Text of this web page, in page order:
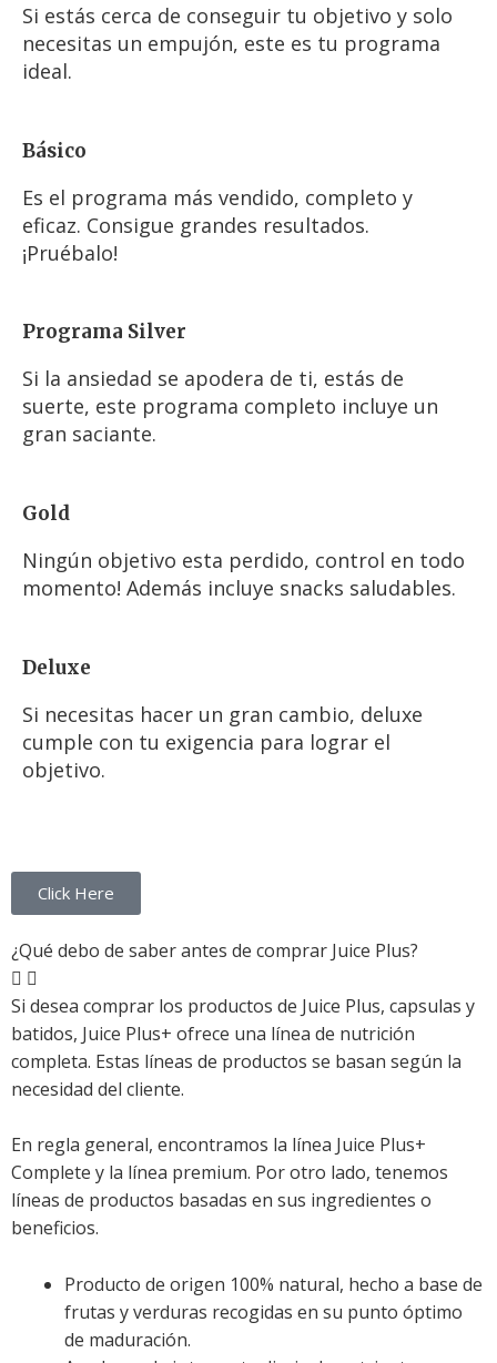
Si estás cerca de conseguir tu objetivo y solo
necesitas un empujón, este es tu programa
ideal.
Básico
Es el programa más vendido, completo y
eficaz. Consigue grandes resultados.
¡Pruébalo!
Programa Silver
Si la ansiedad se apodera de ti, estás de
suerte, este programa completo incluye un
gran saciante.
Gold
Ningún objetivo esta perdido, control en todo
momento! Además incluye snacks saludables.
Deluxe
Si necesitas hacer un gran cambio, deluxe
cumple con tu exigencia para lograr el
objetivo.
Click Here
¿Qué debo de saber antes de comprar Juice Plus?
Si desea comprar los productos de Juice Plus, capsulas y
batidos, Juice Plus+ ofrece una línea de nutrición
completa. Estas líneas de productos se basan según la
necesidad del cliente.
En regla general, encontramos la línea Juice Plus+
Complete y la línea premium. Por otro lado, tenemos
líneas de productos basadas en sus ingredientes o
beneficios.
Producto de origen 100% natural, hecho a base de
frutas y verduras recogidas en su punto óptimo
de maduración.